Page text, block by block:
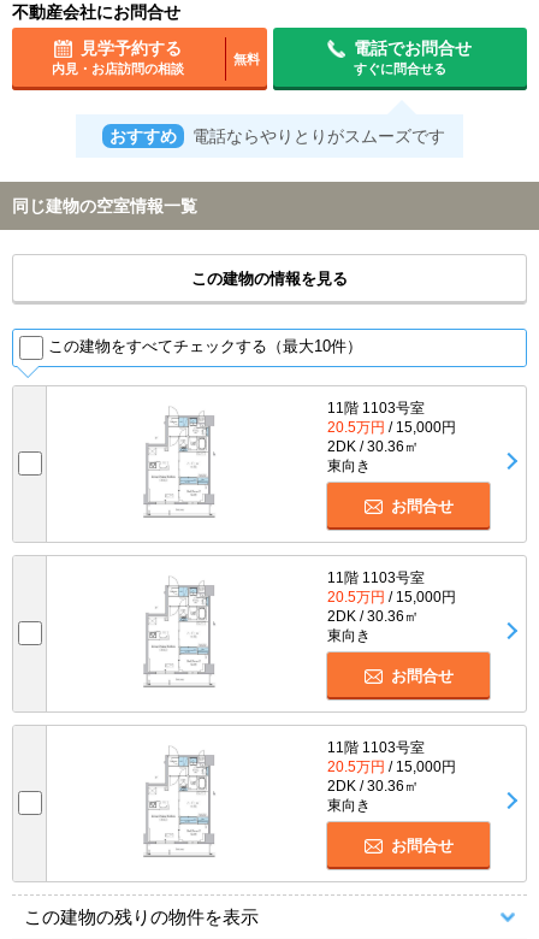
不動産会社にお問合せ
見学予約する
内見・お店訪問の相談
無料
電話でお問合せ
すぐに問合せる
おすすめ 電話ならやりとりがスムーズです
同じ建物の空室情報一覧
この建物の情報を見る
この建物をすべてチェックする（最大10件）
11階 1103号室
20.5万円 / 15,000円
2DK / 30.36㎡
東向き
お問合せ
11階 1103号室
20.5万円 / 15,000円
2DK / 30.36㎡
東向き
お問合せ
11階 1103号室
20.5万円 / 15,000円
2DK / 30.36㎡
東向き
お問合せ
この建物の残りの物件を表示